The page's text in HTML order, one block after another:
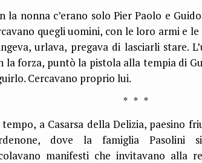
la nonna c’erano solo Pier Paolo e
quegli uomini, con le loro armi e
urlava, pregava di lasciarli stare.
la forza, puntò la pistola alla tempia di
Cercavano proprio lui.
* * *
tempo, a Casarsa della Delizia, paesino
dove la famiglia Pasolini
manifesti che invitavano alla